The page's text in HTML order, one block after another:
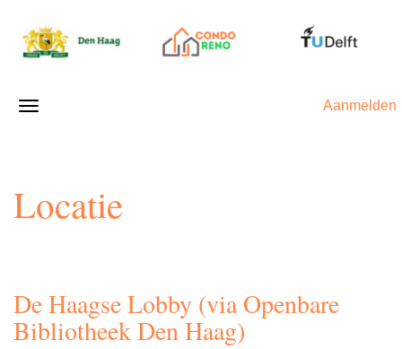
Aanmelden
Locatie
De Haagse Lobby (via Openbare
Bibliotheek Den Haag)